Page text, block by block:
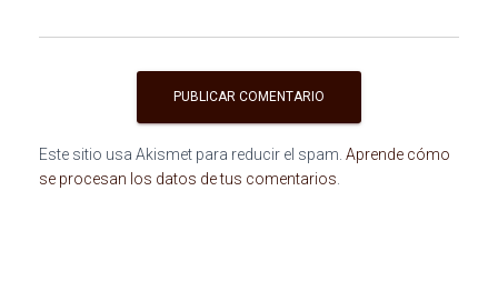
Este sitio usa Akismet para reducir el spam. Aprende cómo
se procesan los datos de tus comentarios